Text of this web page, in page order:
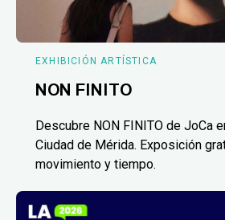
EXHIBICIÓN ARTÍSTICA
NON FINITO
Descubre NON FINITO de JoCa
Ciudad de Mérida. Exposición
movimiento y tiempo.